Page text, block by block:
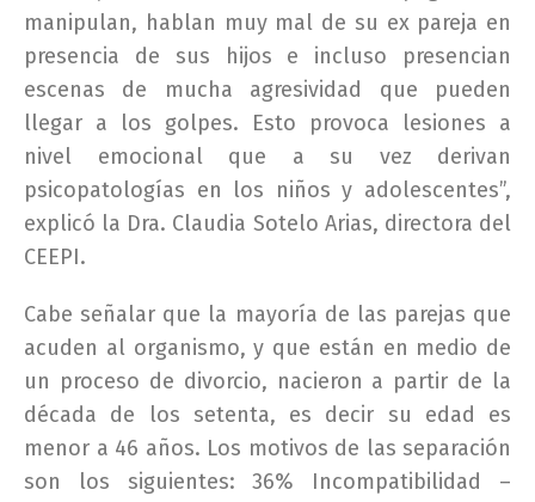
manipulan, hablan muy mal de su ex pareja en
presencia de sus hijos e incluso presencian
escenas de mucha agresividad que pueden
llegar a los golpes. Esto provoca lesiones a
nivel emocional que a su vez derivan
psicopatologías en los niños y adolescentes”,
explicó la Dra. Claudia Sotelo Arias, directora del
CEEPI.
Cabe señalar que la mayoría de las parejas que
acuden al organismo, y que están en medio de
un proceso de divorcio, nacieron a partir de la
década de los setenta, es decir su edad es
menor a 46 años. Los motivos de las separación
son los siguientes: 36% Incompatibilidad –